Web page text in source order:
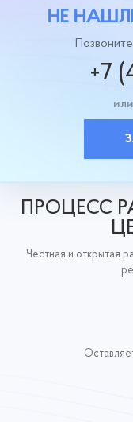
НЕ
+7
ПРОЦЕСС
Честная и открытая